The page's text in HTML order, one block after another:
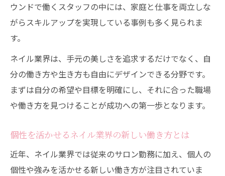
ウンドで働くスタッフの中には、家庭と仕事を両立しな
がらスキルアップを実現している事例も多く見られま
す。
ネイル業界は、手元の美しさを追求するだけでなく、自
分の働き方や生き方も自由にデザインできる分野です。
まずは自分の希望や目標を明確にし、それに合った職場
や働き方を見つけることが成功への第一歩となります。
個性を活かせるネイル業界の新しい働き方とは
近年、ネイル業界では従来のサロン勤務に加え、個人の
個性や強みを活かせる新しい働き方が注目されていま